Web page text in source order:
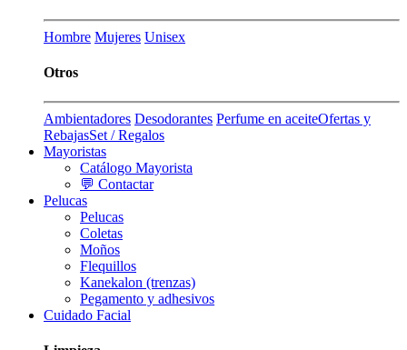
Hombre Mujeres Unisex
Otros
Ambientadores Desodorantes Perfume en aceiteOfertas y
RebajasSet / Regalos
Mayoristas
Catálogo Mayorista
💬 Contactar
Pelucas
Pelucas
Coletas
Moños
Flequillos
Kanekalon (trenzas)
Pegamento y adhesivos
Cuidado Facial